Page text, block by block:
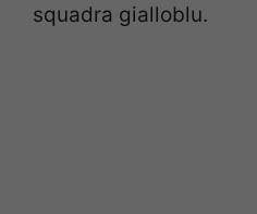
squadra gialloblu.